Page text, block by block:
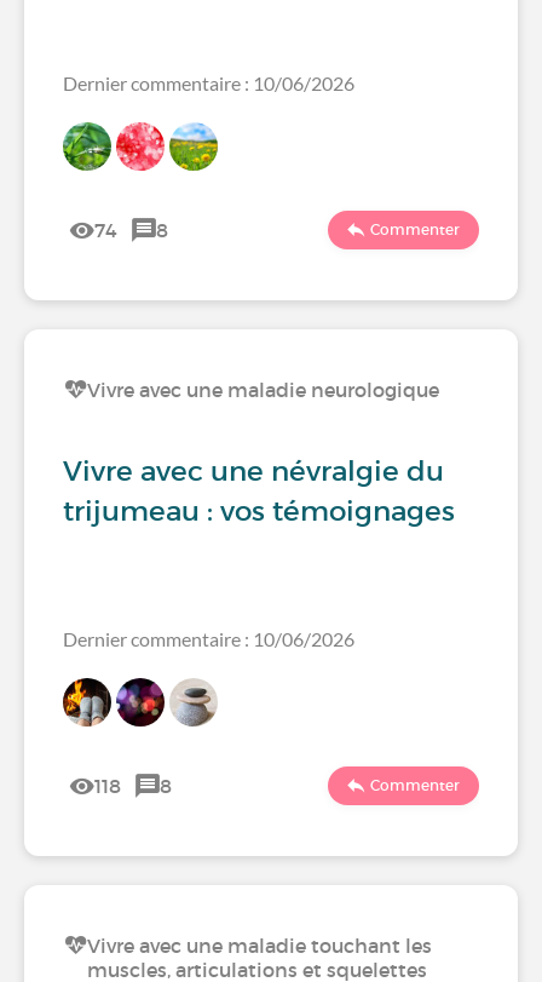
Dernier commentaire : 10/06/2026
74 8 Commenter
Vivre avec une maladie neurologique
Vivre avec une névralgie du
trijumeau : vos témoignages
Dernier commentaire : 10/06/2026
118 8 Commenter
Vivre avec une maladie touchant les
muscles, articulations et squelettes